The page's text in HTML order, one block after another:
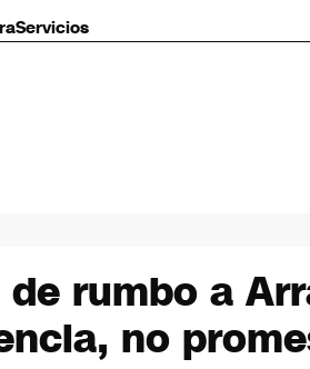
Servicios
rumbo a
no